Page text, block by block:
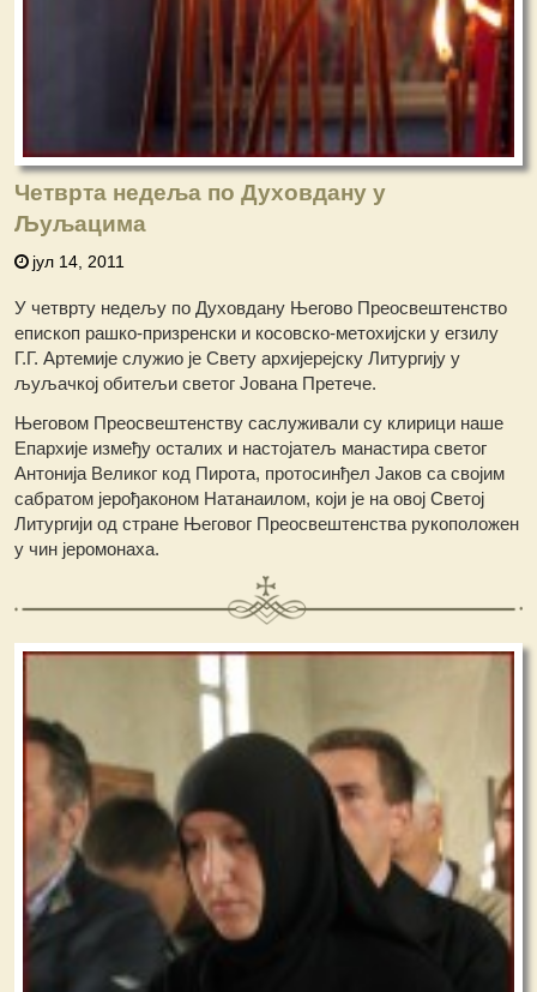
Четврта недеља по Духовдану у
Љуљацима
јул 14, 2011
У четврту недељу по Духовдану Његово Преосвештенство
епископ рашко-призренски и косовско-метохијски у егзилу
Г.Г. Артемије служио је Свету архијерeјску Литургију у
љуљачкој обитељи светог Јована Претече.
Његовом Преосвештенству саслуживали су клирици наше
Епархије између осталих и настојатељ манастира светог
Антонија Великог код Пирота, протосинђел Јаков са својим
сабратом јерођаконом Натанаилом, који је на овој Светој
Литургији од стране Његовог Преосвештенства рукоположен
у чин јеромонаха.